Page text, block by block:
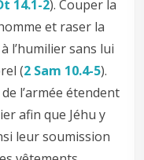
14.1-2). Couper la
et raser la
l’humilier sans lui
(2 Sam 10.4-5).
l’armée étendent
afin que Jéhu y
leur soumission